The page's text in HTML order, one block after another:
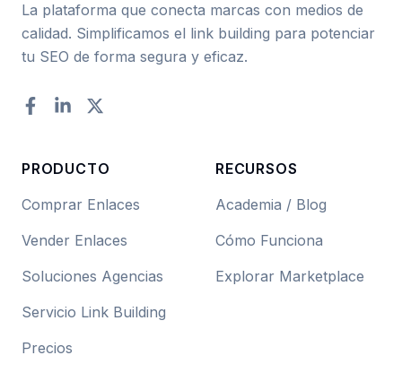
La plataforma que conecta marcas con medios de
calidad. Simplificamos el link building para potenciar
tu SEO de forma segura y eficaz.
Facebook
LinkedInTwitter
PRODUCTO
Comprar Enlaces
Vender Enlaces
Soluciones Agencias
Servicio Link Building
Precios
RECURSOS
Academia / Blog
Cómo Funciona
Explorar Marketplace